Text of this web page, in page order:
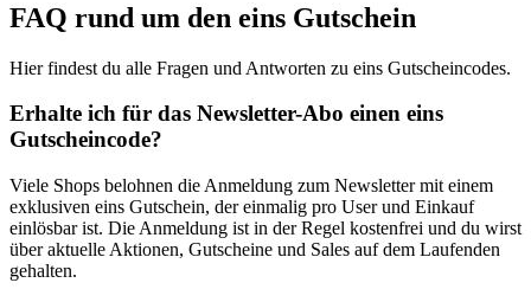
FAQ rund um den eins Gutschein
Hier findest du alle Fragen und Antworten zu eins Gutscheincodes.
Erhalte ich für das Newsletter-Abo einen eins
Gutscheincode?
Viele Shops belohnen die Anmeldung zum Newsletter mit einem
exklusiven eins Gutschein, der einmalig pro User und Einkauf
einlösbar ist. Die Anmeldung ist in der Regel kostenfrei und du wirst
über aktuelle Aktionen, Gutscheine und Sales auf dem Laufenden
gehalten.